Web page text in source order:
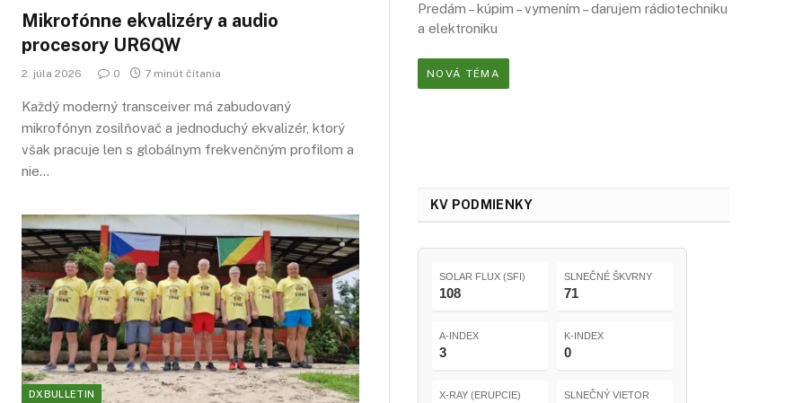
Mikrofónne ekvalizéry a audio
procesory UR6QW
2. júla 2026 0 7 minút čítania
Každý moderný transceiver má zabudovaný
mikrofónyn zosilňovač a jednoduchý ekvalizér, ktorý
však pracuje len s globálnym frekvenčným profilom a
nie…
DXBULLETIN
Predám – kúpim – vymením – darujem rádiotechniku
a elektroniku
NOVÁ TÉMA
KV PODMIENKY
SOLAR FLUX (SFI)
108
SLNEČNÉ ŠKVRNY
71
A-INDEX
3
K-INDEX
0
X-RAY (ERUPCIE) SLNEČNÝ VIETOR